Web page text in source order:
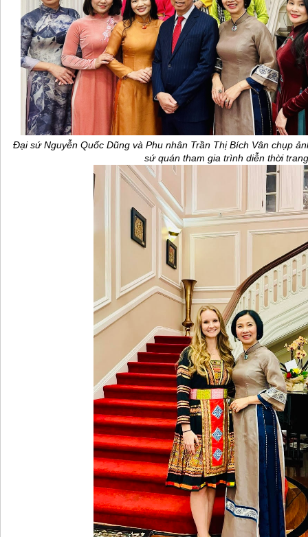
Đại sứ Nguyễn Quốc Dũng và Phu nhân Trần Thị Bích Vân chụp
sứ quán tham gia trình diễn thời trang